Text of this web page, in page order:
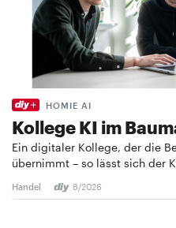
HOMIE AI
Kollege KI im
Ein digitaler Kollege, der die
übernimmt – so lässt sich der
Handel 8/2026